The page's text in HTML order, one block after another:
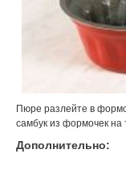
Пюре разлейте в
самбук из формочек на
Дополнительно: